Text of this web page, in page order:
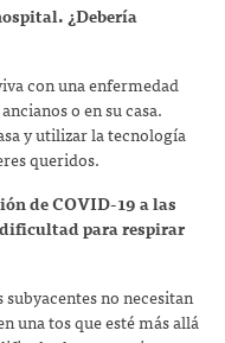
¿Debería
con una enfermedad
o en su casa.
y utilizar la tecnología
queridos.
de COVID-19 a las
dificultad para respirar
no necesitan
una tos que esté más allá